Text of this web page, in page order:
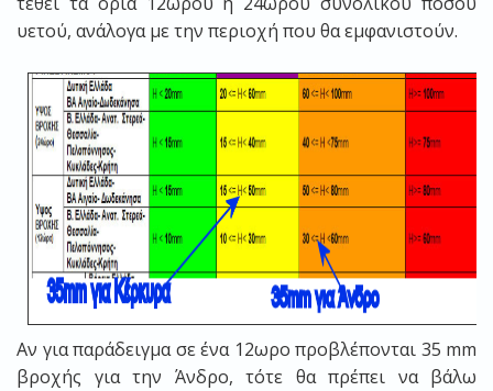
υετού, ανάλογα με την περιοχή που θα εμφανιστούν.
Αν για παράδειγμα σε ένα 12ωρο προβλέπονται 35 mm
βροχής για την Άνδρο, τότε θα πρέπει να βάλω